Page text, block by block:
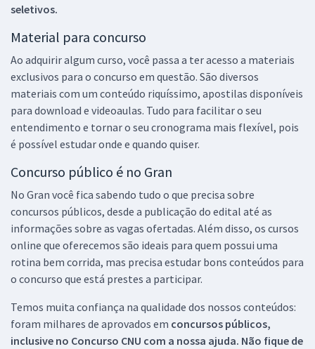
seletivos.
Material para concurso
Ao adquirir algum curso, você passa a ter acesso a materiais
exclusivos para o concurso em questão. São diversos
materiais com um conteúdo riquíssimo, apostilas disponíveis
para download e videoaulas. Tudo para facilitar o seu
entendimento e tornar o seu cronograma mais flexível, pois
é possível estudar onde e quando quiser.
Concurso público é no Gran
No Gran você fica sabendo tudo o que precisa sobre
concursos públicos, desde a publicação do edital até as
informações sobre as vagas ofertadas. Além disso, os cursos
online que oferecemos são ideais para quem possui uma
rotina bem corrida, mas precisa estudar bons conteúdos para
o concurso que está prestes a participar.
Temos muita confiança na qualidade dos nossos conteúdos:
foram milhares de aprovados em concursos públicos,
inclusive no Concurso CNU com a nossa ajuda. Não fique de